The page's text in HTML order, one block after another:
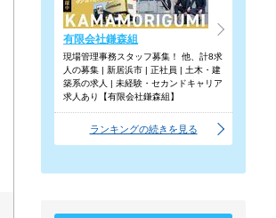
有限会社鎌森組
現場管理事務スタッフ募集！ 他、計8求
人の募集 | 新居浜市 | 正社員 | 土木・建
築系の求人 | 未経験・セカンドキャリア
求人あり【有限会社鎌森組】
ランキングの続きを見る